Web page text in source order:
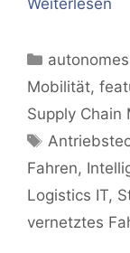
Kategorien
Mobilität,
Supply Chain
Fahren,
Logistics IT,
vernetztes